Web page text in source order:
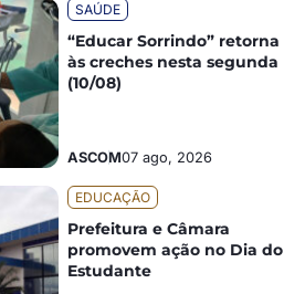
SAÚDE
“Educar Sorrindo” retorna
às creches nesta segunda
(10/08)
ASCOM07 ago, 2026
EDUCAÇÃO
Prefeitura e Câmara
promovem ação no Dia do
Estudante